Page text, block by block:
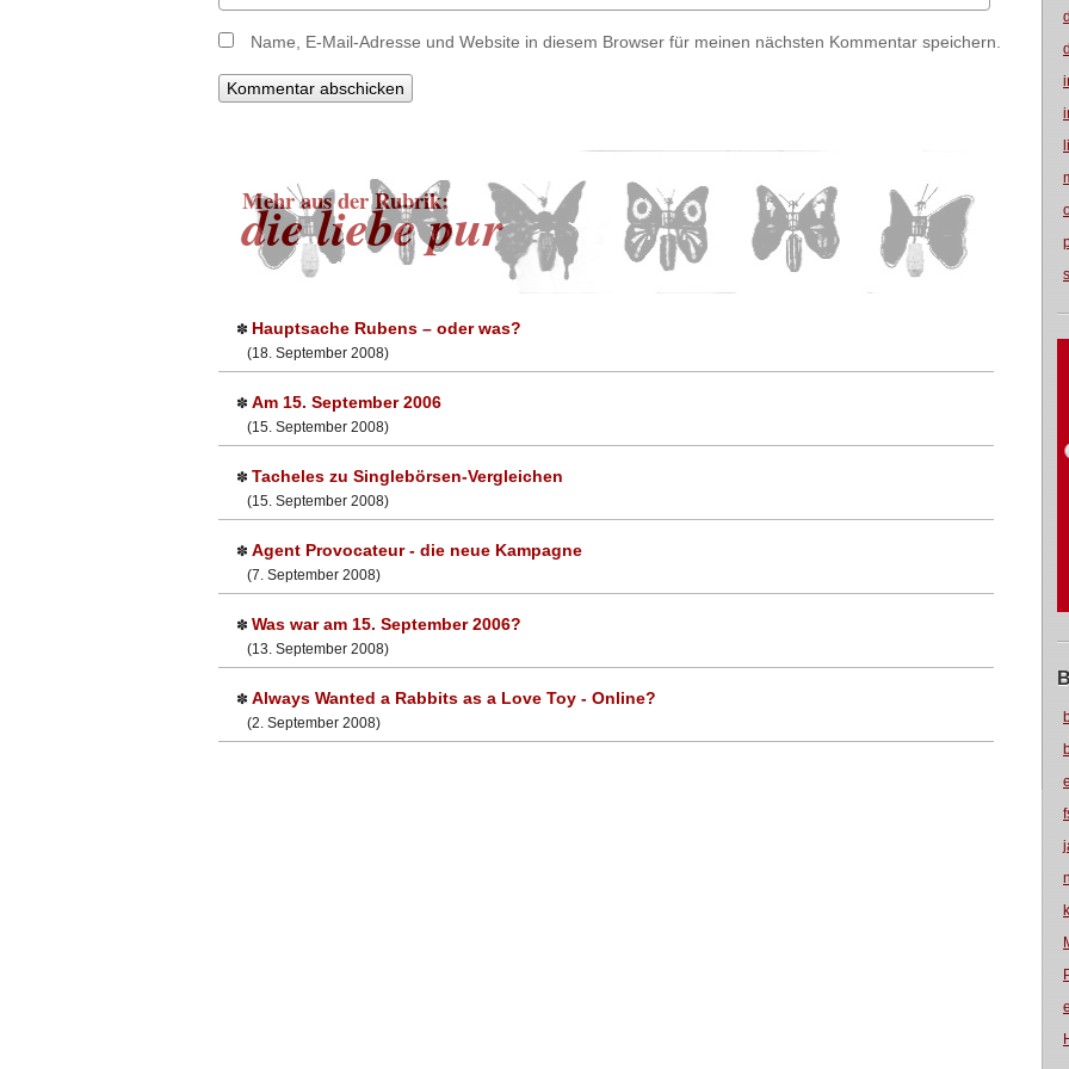
Name, E-Mail-Adresse und Website in diesem Browser für meinen nächsten Kommentar speichern.
Mehr aus der Rubrik:
die liebe pur
✽ Hauptsache Rubens – oder was?
(18. September 2008)
✽ Am 15. September 2006
(15. September 2008)
✽ Tacheles zu Singlebörsen-Vergleichen
(15. September 2008)
✽ Agent Provocateur - die neue Kampagne
(7. September 2008)
✽ Was war am 15. September 2006?
(13. September 2008)
✽ Always Wanted a Rabbits as a Love Toy - Online?
(2. September 2008)